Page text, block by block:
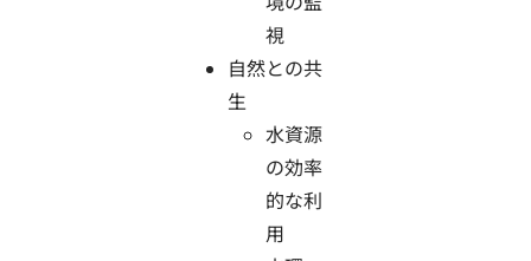
視
自然との共
生
水資源
の効率
的な利
用